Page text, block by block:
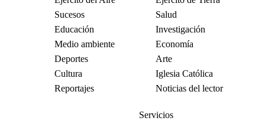
Sucesos
Salud
Educación
Investigación
Medio ambiente
Economía
Deportes
Arte
Cultura
Iglesia Católica
Reportajes
Noticias del lector
Servicios